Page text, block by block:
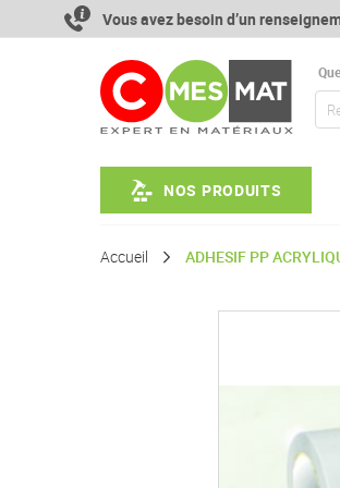
contenu
Vous avez besoin d’un
NOS PRODUITS
Accueil ADHESIF PP